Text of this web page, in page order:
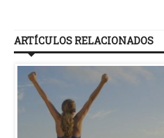
ARTÍCULOS RELACIONADOS